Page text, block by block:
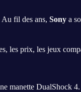
Au fil des ans, Sony a
les prix, les jeux
manette DualShock